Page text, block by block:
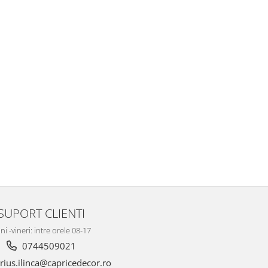
CLIENTI
-vineri: intre orele 08-17
0744509021